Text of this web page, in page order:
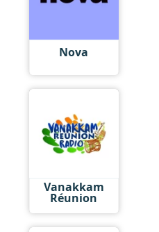
Nova
Vanakkam
Réunion